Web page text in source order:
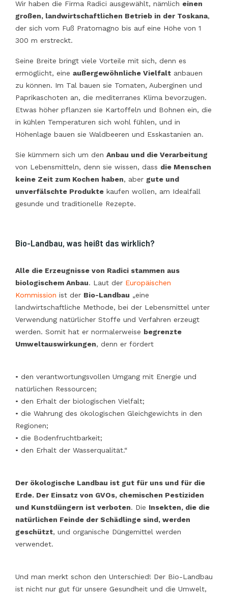
Wir haben die Firma Radici ausgewählt, nämlich einen
großen, landwirtschaftlichen Betrieb in der Toskana,
der sich vom Fuß Pratomagno bis auf eine Höhe von 1
300 m erstreckt.
Seine Breite bringt viele Vorteile mit sich, denn es
ermöglicht, eine außergewöhnliche Vielfalt anbauen
zu können. Im Tal bauen sie Tomaten, Auberginen und
Paprikaschoten an, die mediterranes Klima bevorzugen.
Etwas höher pflanzen sie Kartoffeln und Bohnen ein, die
in kühlen Temperaturen sich wohl fühlen, und in
Höhenlage bauen sie Waldbeeren und Esskastanien an.
Sie kümmern sich um den Anbau und die Verarbeitung
von Lebensmitteln, denn sie wissen, dass die Menschen
keine Zeit zum Kochen haben, aber gute und
unverfälschte Produkte kaufen wollen, am Idealfall
gesunde und traditionelle Rezepte.
Bio-Landbau, was heißt das wirklich?
Alle die Erzeugnisse von Radici stammen aus
biologischem Anbau. Laut der Europäischen
Kommission ist der Bio-Landbau „eine
landwirtschaftliche Methode, bei der Lebensmittel unter
Verwendung natürlicher Stoffe und Verfahren erzeugt
werden. Somit hat er normalerweise begrenzte
Umweltauswirkungen, denn er fördert
• den verantwortungsvollen Umgang mit Energie und
natürlichen Ressourcen;
• den Erhalt der biologischen Vielfalt;
• die Wahrung des ökologischen Gleichgewichts in den
Regionen;
• die Bodenfruchtbarkeit;
• den Erhalt der Wasserqualität.“
Der ökologische Landbau ist gut für uns und für die
Erde. Der Einsatz von GVOs, chemischen Pestiziden
und Kunstdüngern ist verboten. Die Insekten, die die
natürlichen Feinde der Schädlinge sind, werden
geschützt, und organische Düngemittel werden
verwendet.
Und man merkt schon den Unterschied! Der Bio-Landbau
ist nicht nur gut für unsere Gesundheit und die Umwelt,